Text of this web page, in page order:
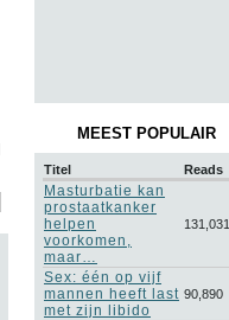
MEEST POPULAIR
Titel Reads
Masturbatie kan
prostaatkanker
helpen
voorkomen,
maar…
131,031
Sex: één op vijf
mannen heeft last
met zijn libido
90,890